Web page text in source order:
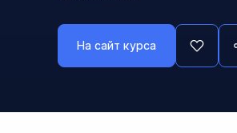
На сайт курса